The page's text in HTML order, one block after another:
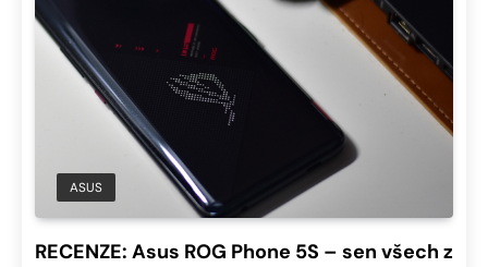
ASUS
RECENZE: Asus ROG Phone 5S – sen všech z